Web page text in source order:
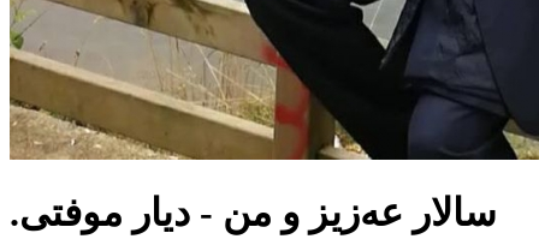
.سالار عەزیز و من - دیار موفتی